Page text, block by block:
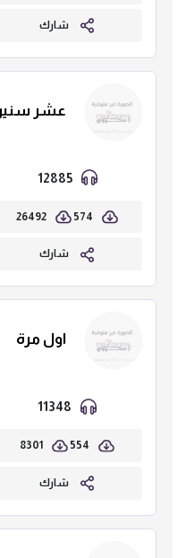
شارك
عشر
12885
574
26492
شارك
اول مرة
554
8301
شارك